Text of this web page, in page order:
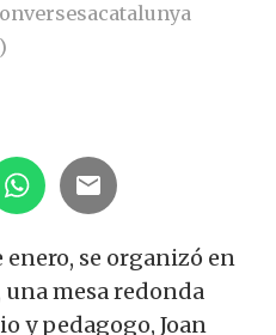
enero, se organizó en
una mesa redonda
y pedagogo, Joan